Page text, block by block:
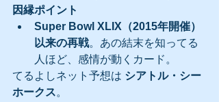
因縁ポイント
Super Bowl XLIX（2015年開催）
以来の再戦。あの結末を知ってる
人ほど、感情が動くカード。
てるよしネット予想は シアトル・シー
ホークス。